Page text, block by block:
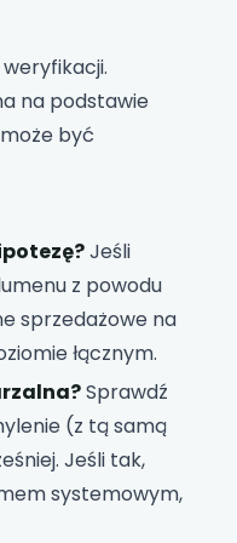
na podstawie
być
Jeśli
z powodu
sprzedażowe na
łącznym.
Sprawdź
(z tą samą
Jeśli tak,
systemowym,